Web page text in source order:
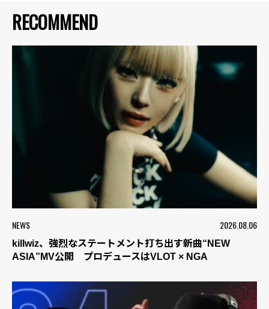
RECOMMEND
NEWS 2026.08.06
killwiz、強烈なステートメント打ち出す新曲“NEW
ASIA”MV公開 プロデュースはVLOT × NGA